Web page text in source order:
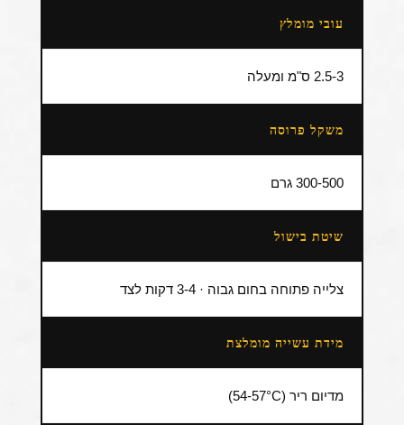
עובי מומלץ
2.5-3 ס"מ ומעלה
משקל פרוסה
300-500 גרם
שיטת בישול
צלייה פתוחה בחום גבוה · 3-4 דקות לצד
מידת עשייה מומלצת
מדיום ריר (54-57°C)